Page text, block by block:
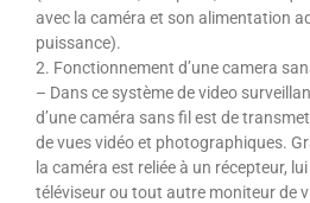
avec la caméra et son alimentation
puissance).
2. Fonctionnement d’une camera
– Dans ce système de video
d’une caméra sans fil est de
de vues vidéo et photographiques.
la caméra est reliée à un récepteur,
téléviseur ou tout autre moniteur de